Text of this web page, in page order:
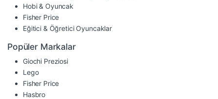
Hobi & Oyuncak
Fisher Price
Eğitici & Öğretici Oyuncaklar
Popüler Markalar
Giochi Preziosi
Lego
Fisher Price
Hasbro